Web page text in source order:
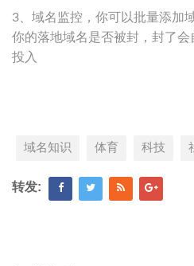
3、域名监控，你可以批量添加
你的落地域名是否被封，封了
投入
域名知识 体育 科技
转发: